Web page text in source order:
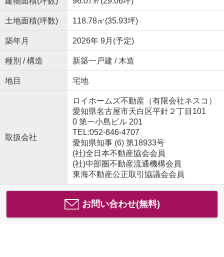
土地面積(坪数) 118.78㎡(35.93坪)
築年月 2026年 9月(予定)
種別 / 構造 新築一戸建 / 木造
地目 宅地
取扱会社
ロイホームズ不動産（有限会社ネスコ）
愛知県名古屋市天白区平針２丁目101
0 第一小島ビル 201
TEL:052-846-4707
愛知県知事 (6) 第18933号
(社)全日本不動産協会会員
(社)中部圏不動産流通機構会員
東海不動産公正取引協議会会員
お問い合わせ(無料)